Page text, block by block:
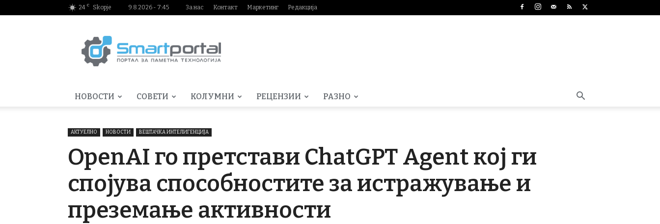
24 C Skopje 9.8.2026 - 7:45 За нас Контакт Маркетинг Редакција
НОВОСТИ СОВЕТИ КОЛУМНИ РЕЦЕНЗИИ РАЗНО
АКТУЕЛНО НОВОСТИ ВЕШТАЧКА ИНТЕЛИГЕНЦИЈА
OpenAI го претстави ChatGPT Agent кој ги
спојува способностите за истражување и
преземање активности